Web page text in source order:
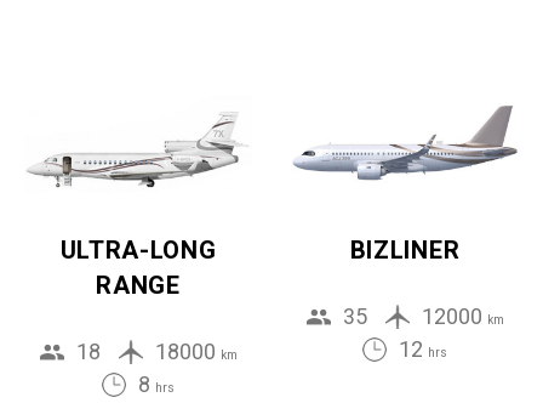
ULTRA-LONG
RANGE
18 18000 km
8 hrs
BIZLINER
35 12000 km
12 hrs